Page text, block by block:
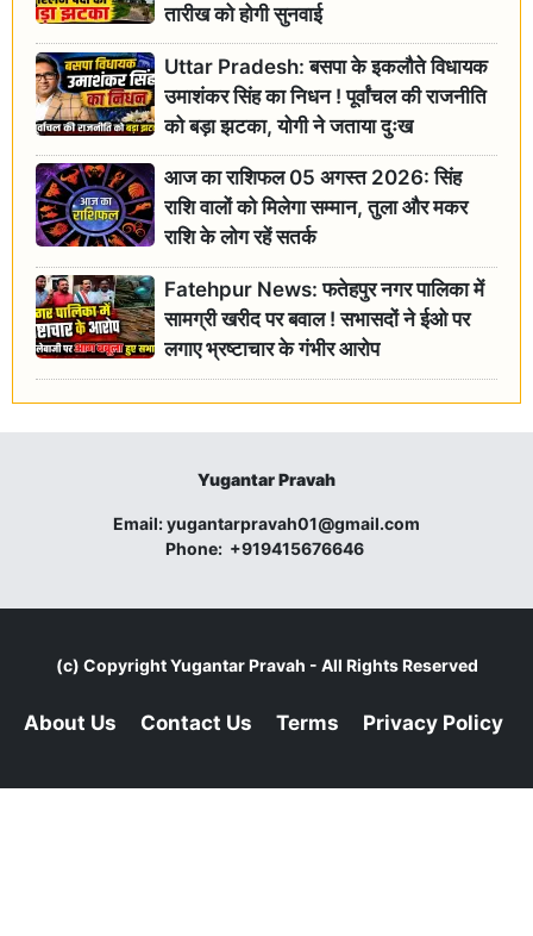
तारीख को होगी सुनवाई
Uttar Pradesh: बसपा के इकलौते विधायक
उमाशंकर सिंह का निधन ! पूर्वांचल की राजनीति
को बड़ा झटका, योगी ने जताया दुःख
आज का राशिफल 05 अगस्त 2026: सिंह
राशि वालों को मिलेगा सम्मान, तुला और मकर
राशि के लोग रहें सतर्क
Fatehpur News: फतेहपुर नगर पालिका में
सामग्री खरीद पर बवाल ! सभासदों ने ईओ पर
लगाए भ्रष्टाचार के गंभीर आरोप
Yugantar Pravah
Email:yugantarpravah01@gmail.com
Phone: +919415676646
(c) CopyrightYugantar Pravah - All Rights Reserved
About Us Contact Us Terms Privacy Policy